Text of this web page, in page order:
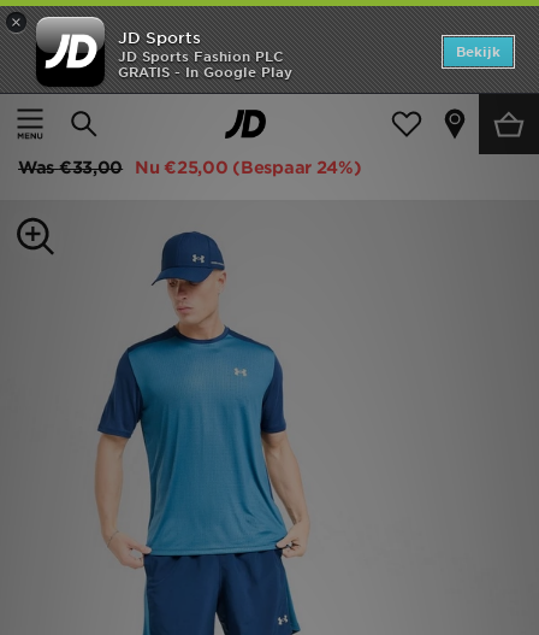
×
JD Sports
JD Sports Fashion PLC
GRATIS - In Google Play
Bekijk
Thuis
Heren Herenkleding Sportkleding
Under Armour Tech Grid T-Shirt
Was€33,00 Nu €25,00 (Bespaar 24%)
Home
Offers
Dames
Vind een winkel